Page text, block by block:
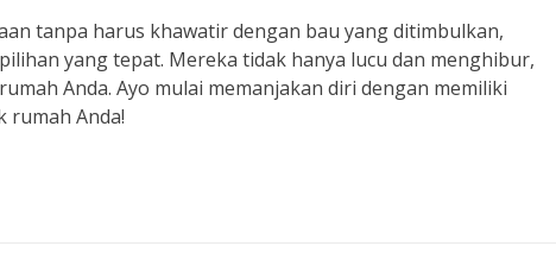
tanpa harus khawatir dengan bau yang ditimbulkan,
yang tepat. Mereka tidak hanya lucu dan menghibur,
Anda. Ayo mulai memanjakan diri dengan memiliki
rumah Anda!